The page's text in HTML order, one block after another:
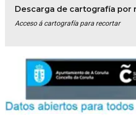
Descarga de cartografía por
Acceso á cartografía para recortar